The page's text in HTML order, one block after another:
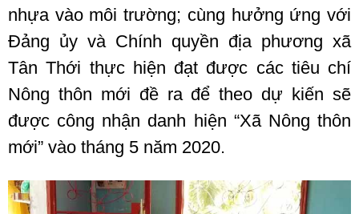
nhựa vào môi trường; cùng hưởng ứng với
Đảng ủy và Chính quyền địa phương xã
Tân Thới thực hiện đạt được các tiêu chí
Nông thôn mới đề ra để theo dự kiến sẽ
được công nhận danh hiện “Xã Nông thôn
mới” vào tháng 5 năm 2020.